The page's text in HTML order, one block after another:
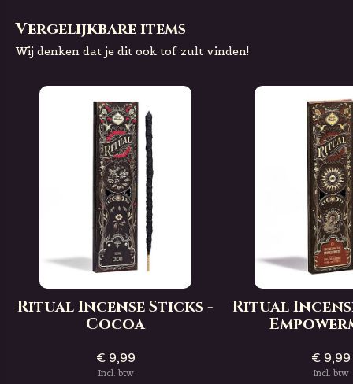
Vergelijkbare items
Wij denken dat je dit ook tof zult vinden!
Ritual Incense Sticks -
Cocoa
€ 9,99
Incl. btw
Ritual
€ 9,99
Incl. btw